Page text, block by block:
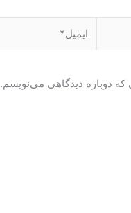
که دوباره دیدگاهی می‌نویسم.